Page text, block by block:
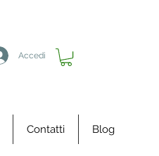
Accedi
Contatti Blog